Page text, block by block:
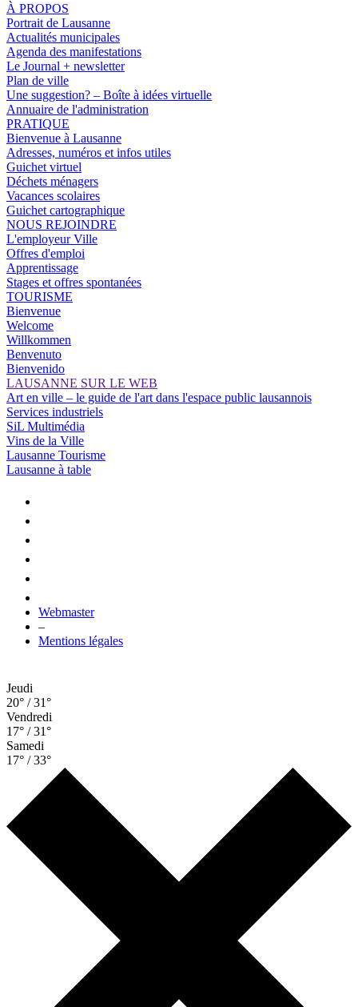
À PROPOS
Portrait de Lausanne
Actualités municipales
Agenda des manifestations
Le Journal + newsletter
Plan de ville
Une suggestion? – Boîte à idées virtuelle
Annuaire de l'administration
PRATIQUE
Bienvenue à Lausanne
Adresses, numéros et infos utiles
Guichet virtuel
Déchets ménagers
Vacances scolaires
Guichet cartographique
NOUS REJOINDRE
L'employeur Ville
Offres d'emploi
Apprentissage
Stages et offres spontanées
TOURISME
Bienvenue
Welcome
Willkommen
Benvenuto
Bienvenido
LAUSANNE SUR LE WEB
Art en ville – le guide de l'art dans l'espace public lausannois
Services industriels
SiL Multimédia
Vins de la Ville
Lausanne Tourisme
Lausanne à table
Webmaster
–
Mentions légales
Jeudi
20° / 31°
Vendredi
17° / 31°
Samedi
17° / 33°